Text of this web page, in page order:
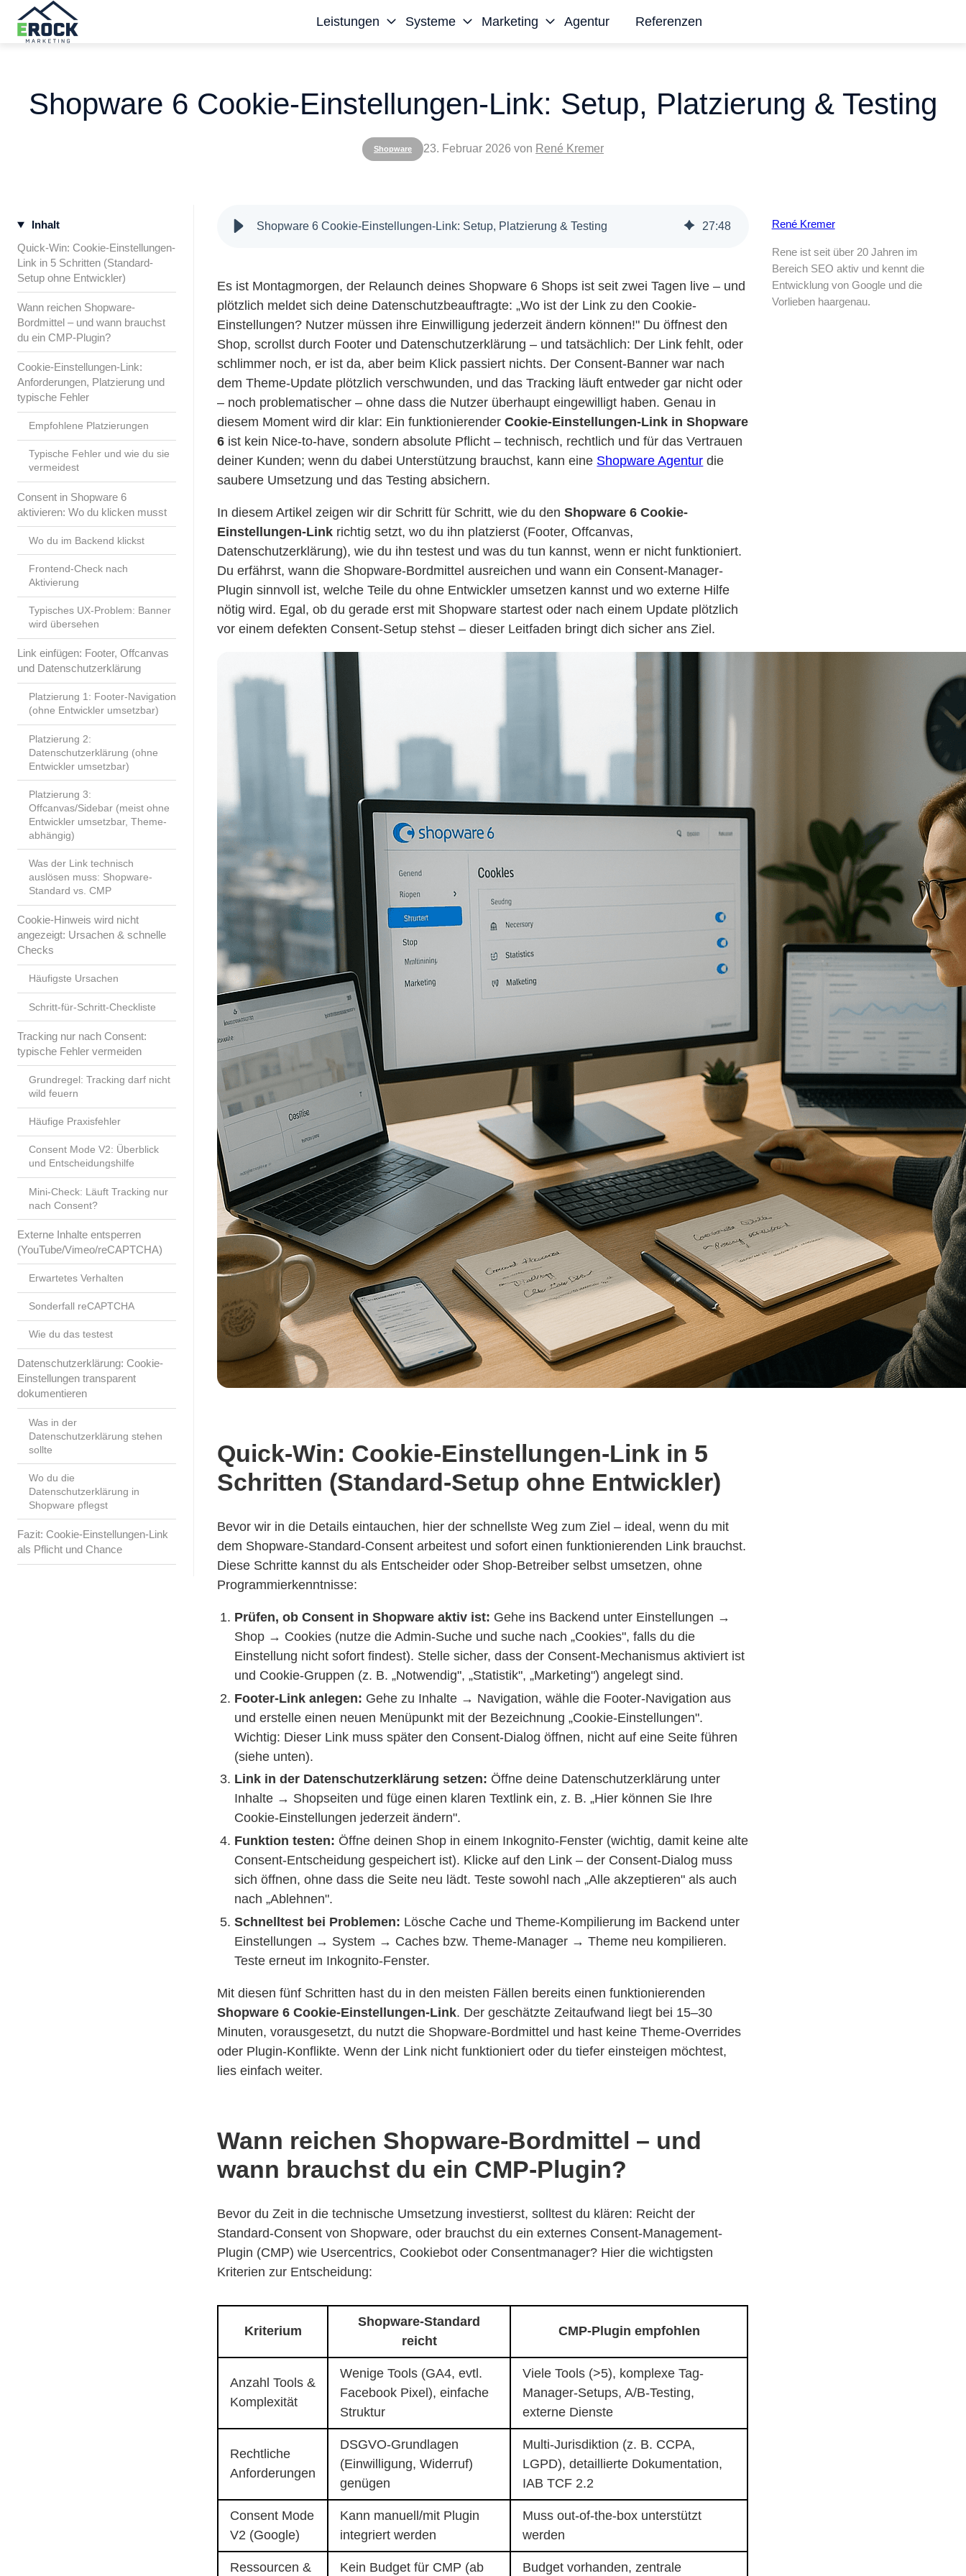
e
Leistungen Systeme Marketing Agentur Referenzen
Shopware
Shopware 6 Cookie-Einstellungen-Link: Setup, Platzierung & Testing
23. Februar 2026 von René Kremer
Inhalt
Quick-Win: Cookie-Einstellungen-
Link in 5 Schritten (Standard-
Setup ohne Entwickler)
Wann reichen Shopware-
Bordmittel – und wann brauchst
du ein CMP-Plugin?
Cookie-Einstellungen-Link:
Anforderungen, Platzierung und
typische Fehler
Empfohlene Platzierungen
Typische Fehler und wie du sie
vermeidest
Consent in Shopware 6
aktivieren: Wo du klicken musst
Wo du im Backend klickst
Frontend-Check nach
Aktivierung
Typisches UX-Problem: Banner
wird übersehen
Link einfügen: Footer, Offcanvas
und Datenschutzerklärung
Platzierung 1: Footer-Navigation
(ohne Entwickler umsetzbar)
Platzierung 2:
Datenschutzerklärung (ohne
Entwickler umsetzbar)
Platzierung 3:
Offcanvas/Sidebar (meist ohne
Entwickler umsetzbar, Theme-
abhängig)
Was der Link technisch
auslösen muss: Shopware-
Standard vs. CMP
Cookie-Hinweis wird nicht
angezeigt: Ursachen & schnelle
Checks
Häufigste Ursachen
Schritt-für-Schritt-Checkliste
Tracking nur nach Consent:
typische Fehler vermeiden
Grundregel: Tracking darf nicht
wild feuern
Häufige Praxisfehler
Consent Mode V2: Überblick
und Entscheidungshilfe
Mini-Check: Läuft Tracking nur
nach Consent?
Externe Inhalte entsperren
(YouTube/Vimeo/reCAPTCHA)
Erwartetes Verhalten
Sonderfall reCAPTCHA
Wie du das testest
Datenschutzerklärung: Cookie-
Einstellungen transparent
dokumentieren
Was in der
Datenschutzerklärung stehen
sollte
Wo du die
Datenschutzerklärung in
Shopware pflegst
Fazit: Cookie-Einstellungen-Link
als Pflicht und Chance
Shopware 6 Cookie-Einstellungen-Link: Setup, Platzierung & Testing 27:48
Es ist Montagmorgen, der Relaunch deines Shopware 6 Shops ist seit zwei Tagen live – und
plötzlich meldet sich deine Datenschutzbeauftragte: „Wo ist der Link zu den Cookie-
Einstellungen? Nutzer müssen ihre Einwilligung jederzeit ändern können!" Du öffnest den
Shop, scrollst durch Footer und Datenschutzerklärung – und tatsächlich: Der Link fehlt, oder
schlimmer noch, er ist da, aber beim Klick passiert nichts. Der Consent-Banner war nach
dem Theme-Update plötzlich verschwunden, und das Tracking läuft entweder gar nicht oder
– noch problematischer – ohne dass die Nutzer überhaupt eingewilligt haben. Genau in
diesem Moment wird dir klar: Ein funktionierenderCookie-Einstellungen-Link in Shopware
6 ist kein Nice-to-have, sondern absolute Pflicht – technisch, rechtlich und für das Vertrauen
deiner Kunden; wenn du dabei Unterstützung brauchst, kann eine Shopware Agentur die
saubere Umsetzung und das Testing absichern.
In diesem Artikel zeigen wir dir Schritt für Schritt, wie du denShopware 6 Cookie-
Einstellungen-Link richtig setzt, wo du ihn platzierst (Footer, Offcanvas,
Datenschutzerklärung), wie du ihn testest und was du tun kannst, wenn er nicht funktioniert.
Du erfährst, wann die Shopware-Bordmittel ausreichen und wann ein Consent-Manager-
Plugin sinnvoll ist, welche Teile du ohne Entwickler umsetzen kannst und wo externe Hilfe
nötig wird. Egal, ob du gerade erst mit Shopware startest oder nach einem Update plötzlich
vor einem defekten Consent-Setup stehst – dieser Leitfaden bringt dich sicher ans Ziel.
Quick-Win: Cookie-Einstellungen-Link in 5
Schritten (Standard-Setup ohne Entwickler)
Bevor wir in die Details eintauchen, hier der schnellste Weg zum Ziel – ideal, wenn du mit
dem Shopware-Standard-Consent arbeitest und sofort einen funktionierenden Link brauchst.
Diese Schritte kannst du als Entscheider oder Shop-Betreiber selbst umsetzen, ohne
Programmierkenntnisse:
Prüfen, ob Consent in Shopware aktiv ist: Gehe ins Backend unter Einstellungen →
Shop → Cookies (nutze die Admin-Suche und suche nach „Cookies", falls du die
Einstellung nicht sofort findest). Stelle sicher, dass der Consent-Mechanismus aktiviert ist
und Cookie-Gruppen (z. B. „Notwendig", „Statistik", „Marketing") angelegt sind.
Footer-Link anlegen: Gehe zu Inhalte → Navigation, wähle die Footer-Navigation aus
und erstelle einen neuen Menüpunkt mit der Bezeichnung „Cookie-Einstellungen".
Wichtig: Dieser Link muss später den Consent-Dialog öffnen, nicht auf eine Seite führen
(siehe unten).
Link in der Datenschutzerklärung setzen: Öffne deine Datenschutzerklärung unter
Inhalte → Shopseiten und füge einen klaren Textlink ein, z. B. „Hier können Sie Ihre
Cookie-Einstellungen jederzeit ändern".
Funktion testen: Öffne deinen Shop in einem Inkognito-Fenster (wichtig, damit keine alte
Consent-Entscheidung gespeichert ist). Klicke auf den Link – der Consent-Dialog muss
sich öffnen, ohne dass die Seite neu lädt. Teste sowohl nach „Alle akzeptieren" als auch
nach „Ablehnen".
Schnelltest bei Problemen: Lösche Cache und Theme-Kompilierung im Backend unter
Einstellungen → System → Caches bzw. Theme-Manager → Theme neu kompilieren.
Teste erneut im Inkognito-Fenster.
Mit diesen fünf Schritten hast du in den meisten Fällen bereits einen funktionierenden
Shopware 6 Cookie-Einstellungen-Link. Der geschätzte Zeitaufwand liegt bei 15–30
Minuten, vorausgesetzt, du nutzt die Shopware-Bordmittel und hast keine Theme-Overrides
oder Plugin-Konflikte. Wenn der Link nicht funktioniert oder du tiefer einsteigen möchtest,
lies einfach weiter.
Wann reichen Shopware-Bordmittel – und
wann brauchst du ein CMP-Plugin?
Bevor du Zeit in die technische Umsetzung investierst, solltest du klären: Reicht der
Standard-Consent von Shopware, oder brauchst du ein externes Consent-Management-
Plugin (CMP) wie Usercentrics, Cookiebot oder Consentmanager? Hier die wichtigsten
Kriterien zur Entscheidung:
Kriterium
Shopware-Standard
reicht
CMP-Plugin empfohlen
Anzahl Tools &
Komplexität
Wenige Tools (GA4, evtl.
Facebook Pixel), einfache
Struktur
Viele Tools (>5), komplexe Tag-
Manager-Setups, A/B-Testing,
externe Dienste
Rechtliche
Anforderungen
DSGVO-Grundlagen
(Einwilligung, Widerruf)
genügen
Multi-Jurisdiktion (z. B. CCPA,
LGPD), detaillierte Dokumentation,
IAB TCF 2.2
Consent Mode
V2 (Google)
Kann manuell/mit Plugin
integriert werden
Muss out-of-the-box unterstützt
werden
Ressourcen & Kein Budget für CMP (ab Budget vorhanden, zentrale
René Kremer
Rene ist seit über 20 Jahren im
Bereich SEO aktiv und kennt die
Entwicklung von Google und die
Vorlieben haargenau.